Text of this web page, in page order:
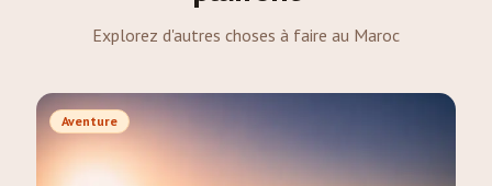
Explorez d'autres choses à faire au Maroc
Aventure